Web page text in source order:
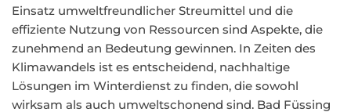
Einsatz umweltfreundlicher Streumittel und die
effiziente Nutzung von Ressourcen sind Aspekte, die
zunehmend an Bedeutung gewinnen. In Zeiten des
Klimawandels ist es entscheidend, nachhaltige
Lösungen im Winterdienst zu finden, die sowohl
wirksam als auch umweltschonend sind. Bad Füssing